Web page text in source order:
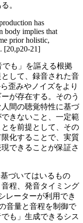
。
has
body implies that
prior holistic,
[20,p20-21]
も」を謳える根拠
して、録音された音
歪みやノイズをより
が存在する。そのう
間の聴覚特性に基づ
きないこと、一定範
を前提として、その
化することで、実質
できることが保証さ
づいてはいるもの
程、発音タイミング
レーターが利用でき
音量と音程を制御で
も」生成できるシス